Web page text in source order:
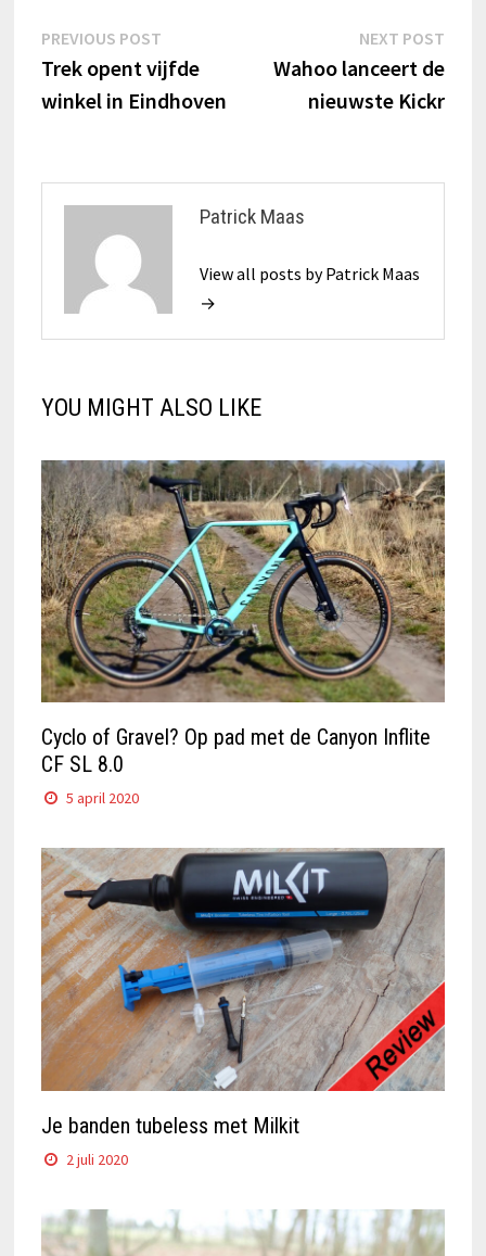
Bericht
navigatie
PREVIOUS POSTPrevious
post:
Trek opent vijfde
winkel in Eindhoven
NEXT POST
post:
Wahoo lanceert de
nieuwste Kickr
Patrick Maas
View all posts by Patrick Maas
→
YOU MIGHT ALSO LIKE
Cyclo of Gravel? Op pad met de Canyon Inflite
CF SL 8.0
5 april 2020
Je banden tubeless met Milkit
2 juli 2020